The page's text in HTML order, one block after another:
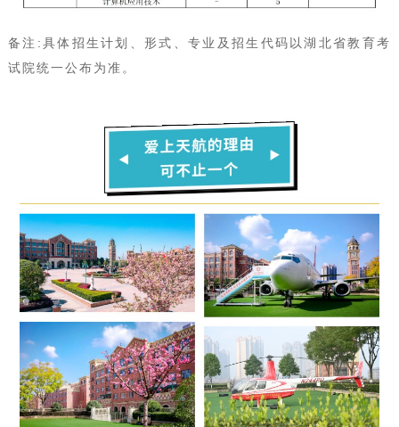
备注:具体招生计划、形式、专业及招生代码以湖北省教育考
试院统一公布为准。